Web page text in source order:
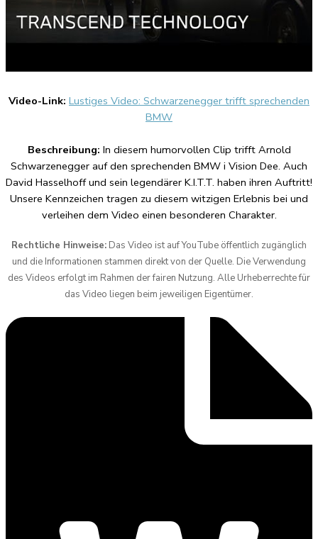
Video-Link: Lustiges Video: Schwarzenegger trifft sprechenden
BMW
Beschreibung: In diesem humorvollen Clip trifft Arnold
Schwarzenegger auf den sprechenden BMW i Vision Dee. Auch
David Hasselhoff und sein legendärer K.I.T.T. haben ihren Auftritt!
Unsere Kennzeichen tragen zu diesem witzigen Erlebnis bei und
verleihen dem Video einen besonderen Charakter.
Rechtliche Hinweise: Das Video ist auf YouTube öffentlich zugänglich
und die Informationen stammen direkt von der Quelle. Die Verwendung
des Videos erfolgt im Rahmen der fairen Nutzung. Alle Urheberrechte für
das Video liegen beim jeweiligen Eigentümer.